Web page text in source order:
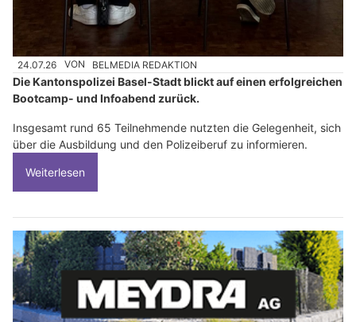
24.07.26 VON BELMEDIA REDAKTION
Die Kantonspolizei Basel-Stadt blickt auf einen erfolgreichen
Bootcamp- und Infoabend zurück.
Insgesamt rund 65 Teilnehmende nutzten die Gelegenheit, sich
über die Ausbildung und den Polizeiberuf zu informieren.
Weiterlesen